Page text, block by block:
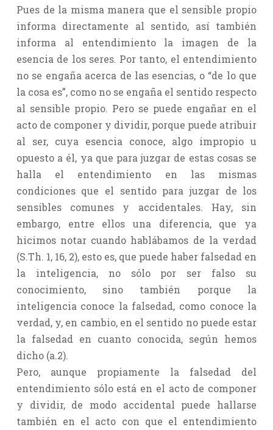
Pues de la misma manera que el sensible propio
informa directamente al sentido, así también
informa al entendimiento la imagen de la
esencia de los seres. Por tanto, el entendimiento
no se engaña acerca de las esencias, o “de lo que
la cosa es”, como no se engaña el sentido respecto
al sensible propio. Pero se puede engañar en el
acto de componer y dividir, porque puede atribuir
al ser, cuya esencia conoce, algo impropio u
opuesto a él, ya que para juzgar de estas cosas se
halla el entendimiento en las mismas
condiciones que el sentido para juzgar de los
sensibles comunes y accidentales. Hay, sin
embargo, entre ellos una diferencia, que ya
hicimos notar cuando hablábamos de la verdad
(S.Th. 1, 16, 2), esto es, que puede haber falsedad en
la inteligencia, no sólo por ser falso su
conocimiento, sino también porque la
inteligencia conoce la falsedad, como conoce la
verdad, y, en cambio, en el sentido no puede estar
la falsedad en cuanto conocida, según hemos
dicho (a.2).
Pero, aunque propiamente la falsedad del
entendimiento sólo está en el acto de componer
y dividir, de modo accidental puede hallarse
también en el acto con que el entendimiento